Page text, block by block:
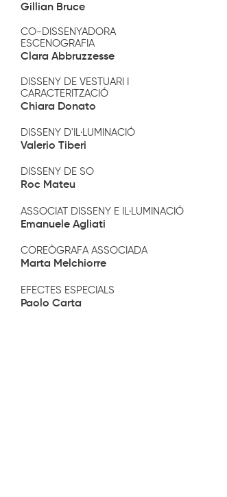
Gillian Bruce
CO-DISSENYADORA
ESCENOGRAFIA
Clara Abbruzzesse
DISSENY DE VESTUARI I
CARACTERITZACIÓ
Chiara Donato
DISSENY D'IL·LUMINACIÓ
Valerio Tiberi
DISSENY DE SO
Roc Mateu
ASSOCIAT DISSENY E IL·LUMINACIÓ
Emanuele Agliati
COREÒGRAFA ASSOCIADA
Marta Melchiorre
EFECTES ESPECIALS
Paolo Carta